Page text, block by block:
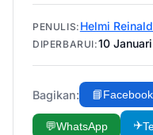
PENULIS: Helmi
DIPERBARUI:10
Bagikan: 📘Facebook
💬WhatsApp ✈️